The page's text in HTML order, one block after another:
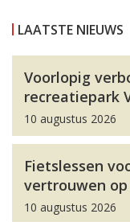
LAATSTE NIEUWS
Voorlopig
recreatiepark
10 augustus 2026
Fietslessen
vertrouwen
10 augustus 2026